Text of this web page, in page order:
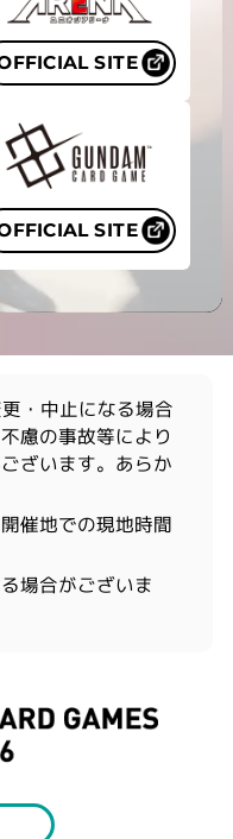
SITE
SITE
・中止になる場合
慮の事故等により
ざいます。あらか
催地での現地時間
場合がございま